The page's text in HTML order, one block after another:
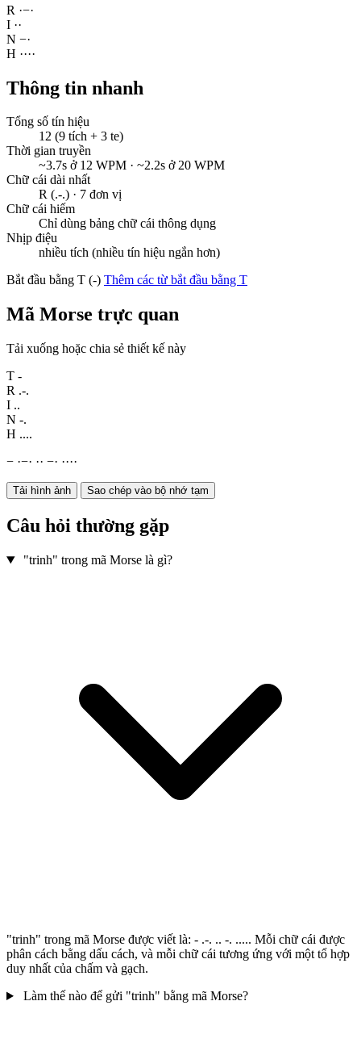
R ·−·
I ··
N −·
H ····
Thông tin nhanh
Tổng số tín hiệu
12 (9 tích + 3 te)
Thời gian truyền
~3.7s ở 12 WPM · ~2.2s ở 20 WPM
Chữ cái dài nhất
R (.-.) · 7 đơn vị
Chữ cái hiếm
Chỉ dùng bảng chữ cái thông dụng
Nhịp điệu
nhiều tích (nhiều tín hiệu ngắn hơn)
Bắt đầu bằng T (-) Thêm các từ bắt đầu bằng T
Mã Morse trực quan
Tải xuống hoặc chia sẻ thiết kế này
T -
R .-.
I ..
N -.
H ....
− ·−· ·· −· ····
Tải hình ảnh Sao chép vào bộ nhớ tạm
Câu hỏi thường gặp
"trinh" trong mã Morse là gì?
"trinh" trong mã Morse được viết là: - .-. .. -. ..... Mỗi chữ cái được
phân cách bằng dấu cách, và mỗi chữ cái tương ứng với một tổ hợp
duy nhất của chấm và gạch.
Làm thế nào để gửi "trinh" bằng mã Morse?